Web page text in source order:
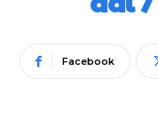
Facebook